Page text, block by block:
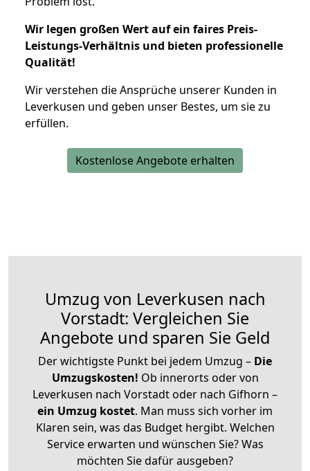
Wir legen großen Wert auf ein faires Preis-
Leistungs-Verhältnis und bieten professionelle
Qualität!
Wir verstehen die Ansprüche unserer Kunden in
Leverkusen und geben unser Bestes, um sie zu
erfüllen.
Kostenlose Angebote erhalten
Umzug von Leverkusen nach
Vorstadt: Vergleichen Sie
Angebote und sparen Sie Geld
Der wichtigste Punkt bei jedem Umzug – Die
Umzugskosten! Ob innerorts oder von
Leverkusen nach Vorstadt oder nach Gifhorn –
ein Umzug kostet. Man muss sich vorher im
Klaren sein, was das Budget hergibt. Welchen
Service erwarten und wünschen Sie? Was
möchten Sie dafür ausgeben?